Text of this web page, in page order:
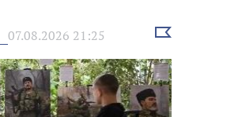
07.08.2026 21:25
Выбрать